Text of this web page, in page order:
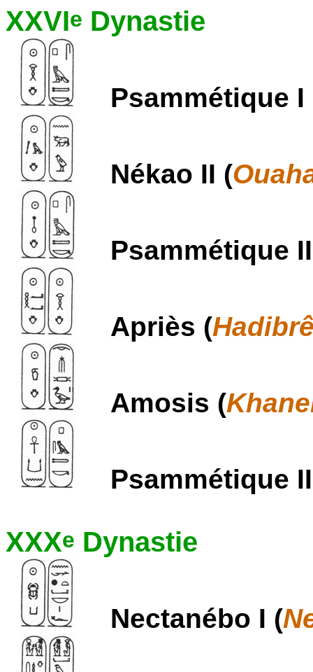
XXVIe Dynastie
Psammétique I
Nékao II (
Psammétique
Apriès (
Amosis (
Psammétique
XXXe Dynastie
Nectanébo I (